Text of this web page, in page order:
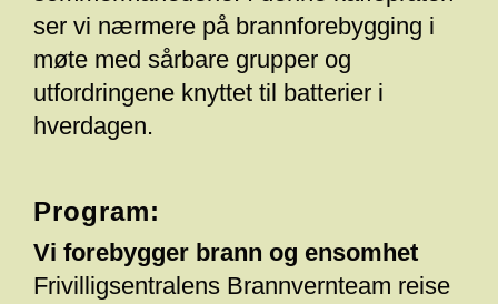
ser vi nærmere på brannforebygging i
møte med sårbare grupper og
utfordringene knyttet til batterier i
hverdagen.
Program:
Vi forebygger brann og ensomhet
Frivilligsentralens Brannvernteam reise